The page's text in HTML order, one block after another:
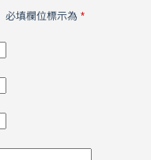
必填欄位標示為 *